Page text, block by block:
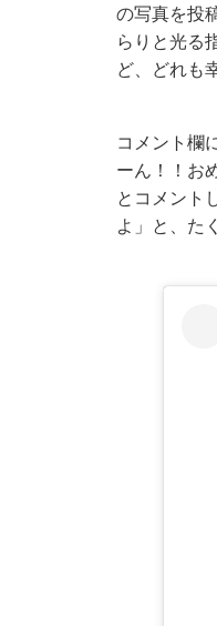
の写真を投
らりと光る
ど、どれも
コメント欄
ーん！！お
とコメント
よ」と、た